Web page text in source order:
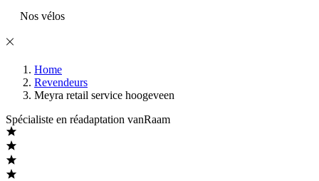
Nos vélos
Home
Revendeurs
Meyra retail service hoogeveen
Spécialiste en réadaptation vanRaam